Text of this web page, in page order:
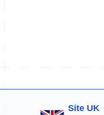
Site UK